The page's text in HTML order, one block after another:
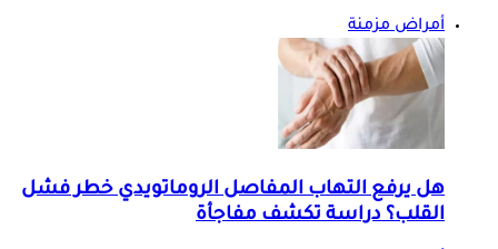
أمراض مزمنة
هل يرفع التهاب المفاصل الروماتويدي خطر فشل
القلب؟ دراسة تكشف مفاجأة